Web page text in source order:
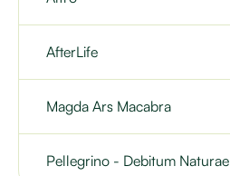
AfterLife
Magda Ars Macabra
Pellegrino - Debitum Naturae